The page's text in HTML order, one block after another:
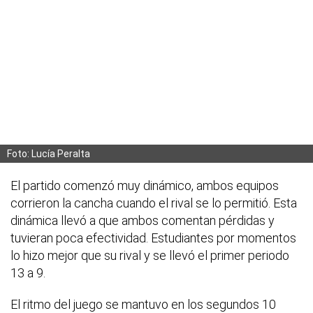
Foto: Lucía Peralta
El partido comenzó muy dinámico, ambos equipos
corrieron la cancha cuando el rival se lo permitió. Esta
dinámica llevó a que ambos comentan pérdidas y
tuvieran poca efectividad. Estudiantes por momentos
lo hizo mejor que su rival y se llevó el primer periodo
13 a 9.
El ritmo del juego se mantuvo en los segundos 10